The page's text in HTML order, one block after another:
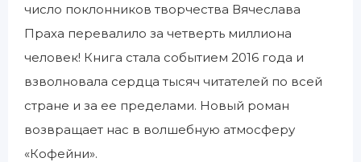
число поклонников творчества Вячеслава
Праха перевалило за четверть миллиона
человек! Книга стала событием 2016 года и
взволновала сердца тысяч читателей по всей
стране и за ее пределами. Новый роман
возвращает нас в волшебную атмосферу
«Кофейни».